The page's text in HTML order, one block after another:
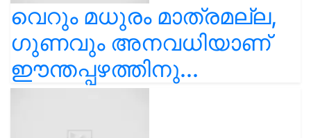
വെറും മധുരം മാത്രമല്ല,
ഗുണവും അനവധിയാണ്
ഈന്തപ്പഴത്തിനു...